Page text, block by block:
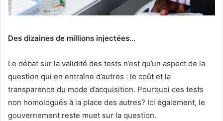
Des dizaines de millions injectées…
Le débat sur la validité des tests n’est qu’un aspect de la
question qui en entraîne d’autres : le coût et la
transparence du mode d’acquisition. Pourquoi ces tests
non homologués à la place des autres? Ici également, le
gouvernement reste muet sur la question.